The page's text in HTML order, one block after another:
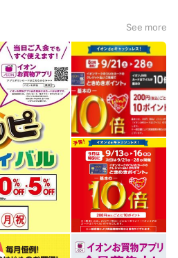
See more